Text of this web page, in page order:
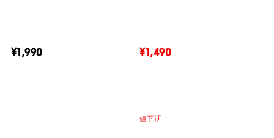
¥1,990 ¥1,490
値下げ